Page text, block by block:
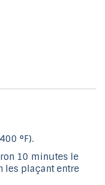
°F).
10 minutes le
les plaçant entre